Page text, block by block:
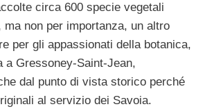
circa 600 specie vegetali
non per importanza, un altro
per gli appassionati della botanica,
Gressoney-Saint-Jean,
dal punto di vista storico perché
al servizio dei Savoia.